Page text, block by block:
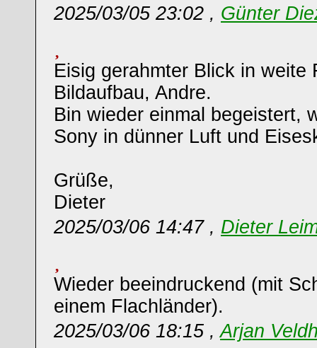
2025/03/05 23:02 , Günter
Eisig gerahmter Blick in weite
Bildaufbau, Andre.
Bin wieder einmal begeistert,
Sony in dünner Luft und
Grüße,
Dieter
2025/03/06 14:47 , Dieter
Wieder beeindruckend (mit
einem Flachländer).
2025/03/06 18:15 ,Arjan